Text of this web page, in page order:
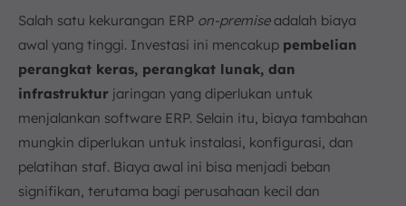
Salah satu kekurangan ERP on-premiseadalah biaya
awal yang tinggi. Investasi ini mencakup pembelian
perangkat keras, perangkat lunak, dan
infrastruktur jaringan yang diperlukan untuk
menjalankan software ERP. Selain itu, biaya tambahan
mungkin diperlukan untuk instalasi, konfigurasi, dan
pelatihan staf. Biaya awal ini bisa menjadi beban
signifikan, terutama bagi perusahaan kecil dan